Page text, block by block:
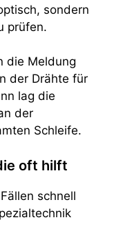
sondern
prüfen.
die Meldung
der Drähte für
lag die
der
Schleife.
oft hilft
schnell